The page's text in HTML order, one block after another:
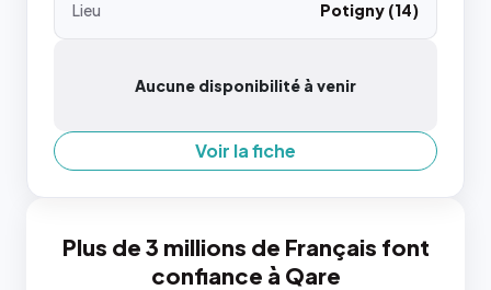
Lieu
Potigny (14)
Aucune disponibilité à venir
Voir la fiche
Plus de 3 millions de Français font
confiance à Qare